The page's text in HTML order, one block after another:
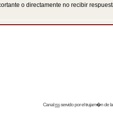
o directamente no recibir
Canalrssservido por eltrujam�nde